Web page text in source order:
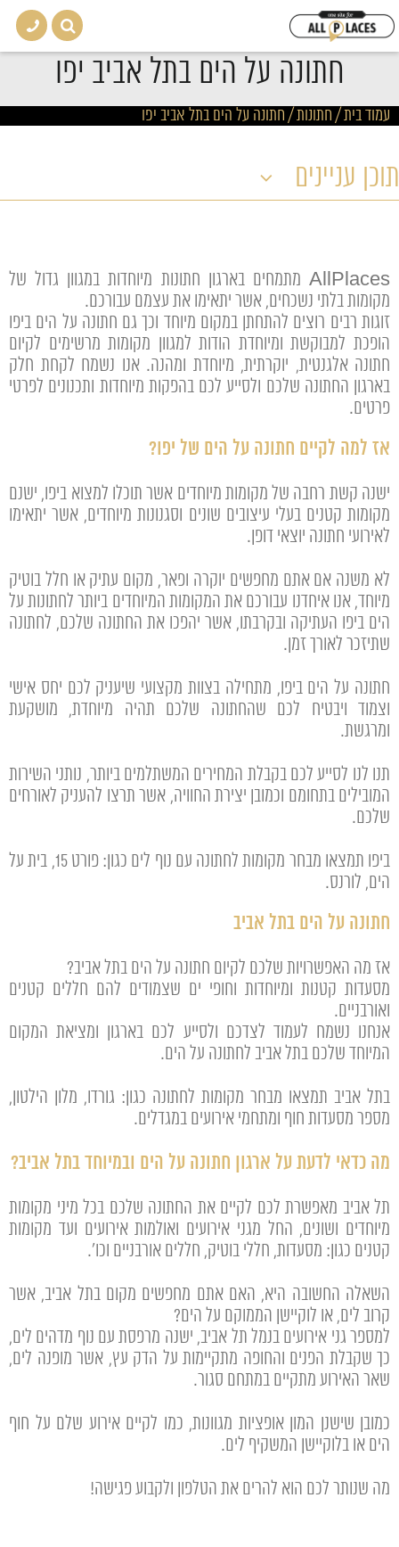
חתונה על הים בתל אביב יפו
עמוד בית/חתונות/חתונה על הים בתל אביב יפו
תוכן עניינים
AllPlaces מתמחים בארגון חתונות מיוחדות במגוון גדול של
מקומות בלתי נשכחים, אשר יתאימו את עצמם עבורכם.
זוגות רבים רוצים להתחתן במקום מיוחד וכך גם חתונה על הים ביפו
הופכת למבוקשת ומיוחדת הודות למגוון מקומות מרשימים לקיום
חתונה אלגנטית, יוקרתית, מיוחדת ומהנה. אנו נשמח לקחת חלק
בארגון החתונה שלכם ולסייע לכם בהפקות מיוחדות ותכנונים לפרטי
פרטים.
אז למה לקיים חתונה על הים של יפו?
ישנה קשת רחבה של מקומות מיוחדים אשר תוכלו למצוא ביפו, ישנם
מקומות קטנים בעלי עיצובים שונים וסגנונות מיוחדים, אשר יתאימו
לאירועי חתונה יוצאי דופן.
לא משנה אם אתם מחפשים יוקרה ופאר, מקום עתיק או חלל בוטיק
מיוחד, אנו איחדנו עבורכם את המקומות המיוחדים ביותר לחתונות על
הים ביפו העתיקה ובקרבתו, אשר יהפכו את החתונה שלכם, לחתונה
שתיזכר לאורך זמן.
חתונה על הים ביפו, מתחילה בצוות מקצועי שיעניק לכם יחס אישי
וצמוד ויבטיח לכם שהחתונה שלכם תהיה מיוחדת, מושקעת
ומרגשת.
תנו לנו לסייע לכם בקבלת המחירים המשתלמים ביותר, נותני השירות
המובילים בתחומם וכמובן יצירת החוויה, אשר תרצו להעניק לאורחים
שלכם.
ביפו תמצאו מבחר מקומות לחתונה עם נוף לים כגון: פורט 15, בית על
הים, לורנס.
חתונה על הים בתל אביב
אז מה האפשרויות שלכם לקיום חתונה על הים בתל אביב?
מסעדות קטנות ומיוחדות וחופי ים שצמודים להם חללים קטנים
ואורבניים.
אנחנו נשמח לעמוד לצדכם ולסייע לכם בארגון ומציאת המקום
המיוחד שלכם בתל אביב לחתונה על הים.
בתל אביב תמצאו מבחר מקומות לחתונה כגון: גורדו, מלון הילטון,
מספר מסעדות חוף ומתחמי אירועים במגדלים.
מה כדאי לדעת על ארגון חתונה על הים ובמיוחד בתל אביב?
תל אביב מאפשרת לכם לקיים את החתונה שלכם בכל מיני מקומות
מיוחדים ושונים, החל מגני אירועים ואולמות אירועים ועד מקומות
קטנים כגון: מסעדות, חללי בוטיק, חללים אורבניים וכו'.
השאלה החשובה היא, האם אתם מחפשים מקום בתל אביב, אשר
קרוב לים, או לוקיישן הממוקם על הים?
למספר גני אירועים בנמל תל אביב, ישנה מרפסת עם נוף מדהים לים,
כך שקבלת הפנים והחופה מתקיימות על הדק עץ, אשר מופנה לים,
שאר האירוע מתקיים במתחם סגור.
כמובן שישנן המון אופציות מגוונות, כמו לקיים אירוע שלם על חוף
הים או בלוקיישן המשקיף לים.
מה שנותר לכם הוא להרים את הטלפון ולקבוע פגישה!